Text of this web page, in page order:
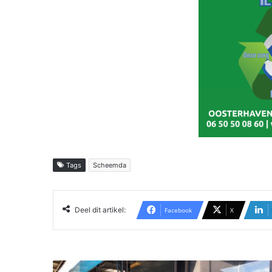
Tags Scheemda
Deel dit artikel: Facebook X
A